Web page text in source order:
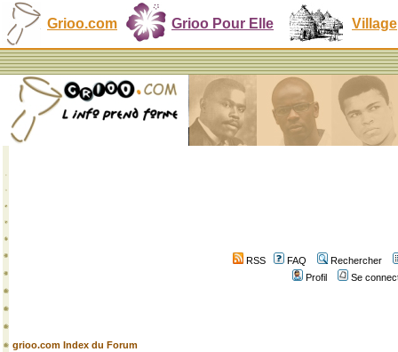
Grioo.com Grioo Pour Elle Village
RSS FAQ
Rechercher
Profil
Se
grioo.com Index du Forum